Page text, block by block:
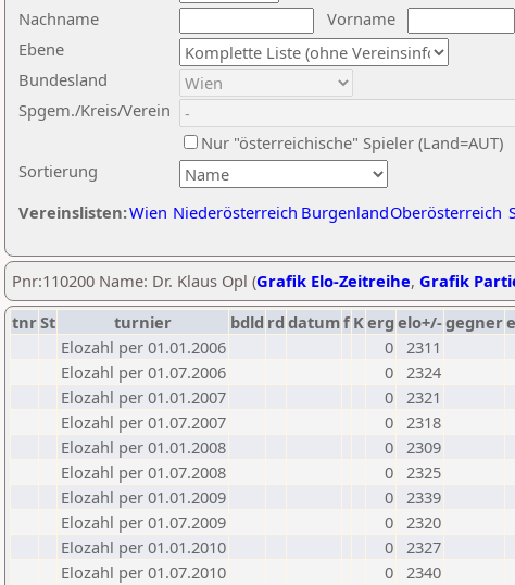
Nachname
Vorname
Ebene
Sortierung
Bundesland
Spgem./Kreis/Verein
Nur "österreichische" Spieler (Land=AUT)
Vereinslisten:Wien Niederösterreich BurgenlandOberösterreich
Pnr:110200 Name: Dr. Klaus Opl (Grafik Elo-Zeitreihe, Grafik
tnrSt turnier bdld rd datumf Kerg elo+/-gegner
Elozahl per 01.01.2006
0 2311
Elozahl per 01.07.2006
0 2324
Elozahl per 01.01.2007
0 2321
Elozahl per 01.07.2007
0 2318
Elozahl per 01.01.2008
0 2309
Elozahl per 01.07.2008
0 2325
Elozahl per 01.01.2009
0 2339
Elozahl per 01.07.2009
0 2320
Elozahl per 01.01.2010
0 2327
Elozahl per 01.07.2010
0 2340